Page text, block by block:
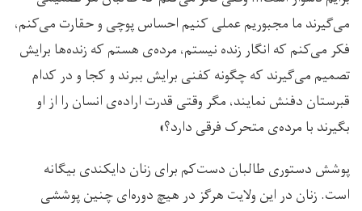
می‌گیرند ما مجبوریم عملی کنیم احساس پوچی و حقارت می‌کنم،
فکر می‌کنم که انگار زنده نیستم، مرده‌ی هستم که زنده‌ها برایش
تصمیم می‌گیرند که چگونه کفنی برایش ببرند و کجا و در کدام
قبرستان دفنش نمایند، مگر وقتی قدرت اراده‌ی انسان را از او
بگیرند با مرده‌ی متحرک فرقی دارد؟»
پوشش دستوری طالبان دست‌کم برای زنان دایکندی بیگانه
است. زنان در این ولایت هرگز در هیچ دوره‌ای چنین پوششی